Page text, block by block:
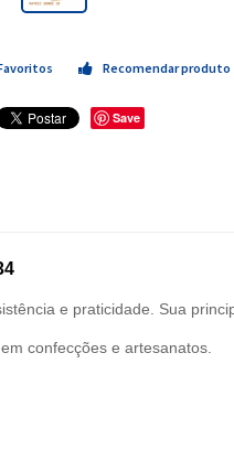
Recomendar produto
Save
e praticidade. Sua
confecções e artesanatos.